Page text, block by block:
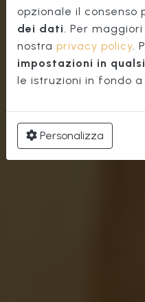
opzionale il consenso
dei dati. Per
nostra privacy policy.
impostazioni in
le istruzioni in fondo a
Personalizza